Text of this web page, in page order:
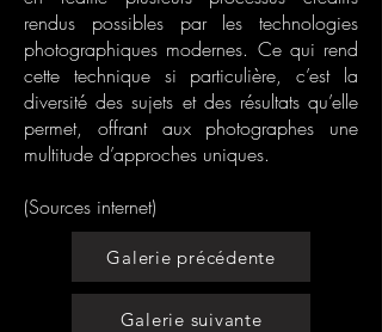
rendus possibles par les technologies
photographiques modernes. Ce qui rend
cette technique si particulière, c’est la
diversité des sujets et des résultats qu’elle
permet, offrant aux photographes une
multitude d’approches uniques.
(Sources internet)
Galerie précédente
Galerie suivante